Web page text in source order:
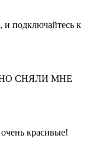
и подключайтесь к
СНЯЛИ МНЕ
красивые!